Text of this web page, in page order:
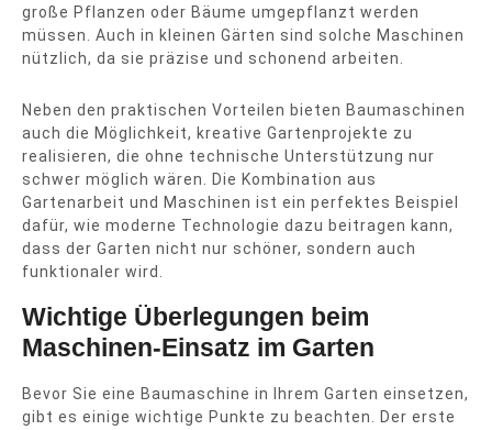
große Pflanzen oder Bäume umgepflanzt werden
müssen. Auch in kleinen Gärten sind solche Maschinen
nützlich, da sie präzise und schonend arbeiten.
Neben den praktischen Vorteilen bieten Baumaschinen
auch die Möglichkeit, kreative Gartenprojekte zu
realisieren, die ohne technische Unterstützung nur
schwer möglich wären. Die Kombination aus
Gartenarbeit und Maschinen ist ein perfektes Beispiel
dafür, wie moderne Technologie dazu beitragen kann,
dass der Garten nicht nur schöner, sondern auch
funktionaler wird.
Wichtige Überlegungen beim
Maschinen-Einsatz im Garten
Bevor Sie eine Baumaschine in Ihrem Garten einsetzen,
gibt es einige wichtige Punkte zu beachten. Der erste